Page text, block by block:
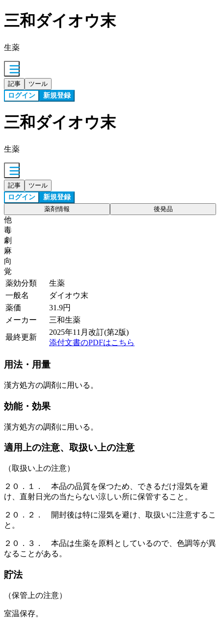
三和ダイオウ末
生薬
記事 ツール
ログイン 新規登録
三和ダイオウ末
生薬
記事 ツール
ログイン 新規登録
薬剤情報 後発品
他
毒
劇
麻
向
覚
薬効分類
生薬
一般名
ダイオウ末
薬価
31.9円
メーカー
三和生薬
最終更新
2025年11月改訂(第2版)
添付文書のPDFはこちら
用法・用量
漢方処方の調剤に用いる。
効能・効果
漢方処方の調剤に用いる。
適用上の注意、取扱い上の注意
（取扱い上の注意）
２０．１． 本品の品質を保つため、できるだけ湿気を避
け、直射日光の当たらない涼しい所に保管すること。
２０．２． 開封後は特に湿気を避け、取扱いに注意するこ
と。
２０．３． 本品は生薬を原料としているので、色調等が異
なることがある。
貯法
（保管上の注意）
室温保存。